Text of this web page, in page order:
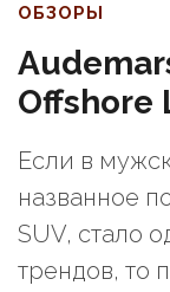
ОБЗОРЫ
Offshore
Если в
названное
SUV, стало
трендов, то